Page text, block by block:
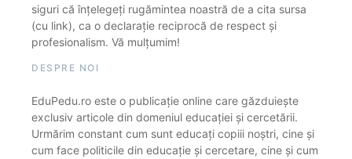
siguri că înțelegeți rugămintea noastră de a cita sursa
(cu link), ca o declarație reciprocă de respect și
profesionalism. Vă mulțumim!
DESPRE NOI
EduPedu.ro este o publicație online care găzduiește
exclusiv articole din domeniul educației și cercetării.
Urmărim constant cum sunt educați copiii noștri, cine și
cum face politicile din educație și cercetare, cine și cum